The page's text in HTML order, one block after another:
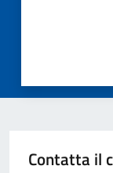
Contatta il